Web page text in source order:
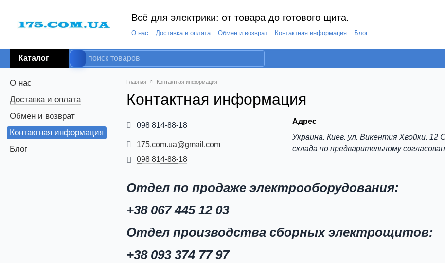
Всё для электрики: от товара до готового щита.
О нас Доставка и оплата Обмен и возврат Контактная информация Блог
Каталог
Главная Контактная информация
Контактная информация
098 814-88-18
175.com.ua@gmail.com
098 814-88-18
Адрес
Украина, Киев, ул. Викентия Хвойки, 12
склада по предварительному
Отдел по продаже электрооборудования:
+38 067 445 12 03
Отдел производства сборных электрощитов:
+38 093 374 77 97
О нас
Доставка и оплата
Обмен и возврат
Контактная информация
Блог